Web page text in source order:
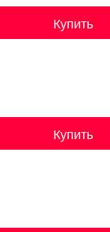
Купить
Купить